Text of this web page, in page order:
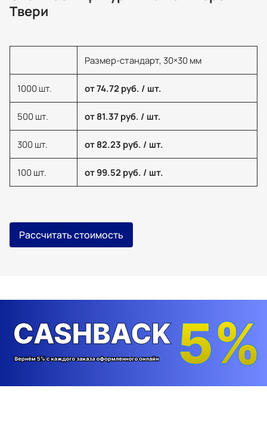
Твери
Размер-стандарт, 30×30 мм
1000 шт. от 74.72 руб. / шт.
500 шт. от 81.37 руб. / шт.
300 шт. от 82.23 руб. / шт.
100 шт. от 99.52 руб. / шт.
Рассчитать стоимость